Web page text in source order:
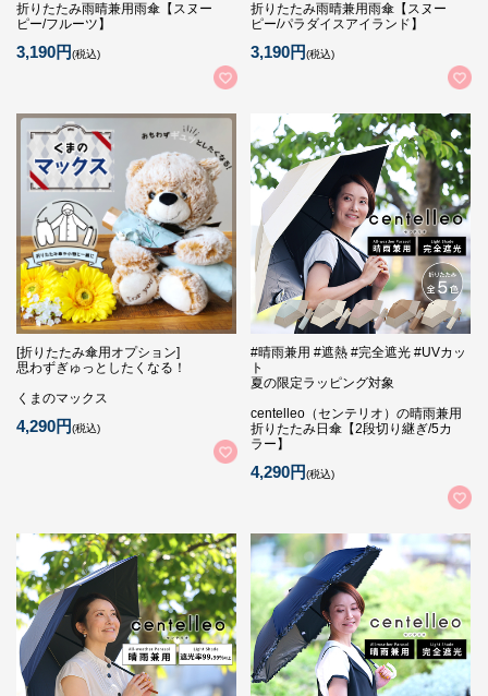
折りたたみ雨晴兼用雨傘【スヌー
ピー/フルーツ】
3,190円(税込)
折りたたみ雨晴兼用雨傘【スヌー
ピー/パラダイスアイランド】
3,190円(税込)
[折りたたみ傘用オプション]
思わずぎゅっとしたくなる！
くまのマックス
4,290円(税込)
#晴雨兼用 #遮熱 #完全遮光 #UVカッ
ト
夏の限定ラッピング対象
centelleo（センテリオ）の晴雨兼用
折りたたみ日傘【2段切り継ぎ/5カ
ラー】
4,290円(税込)